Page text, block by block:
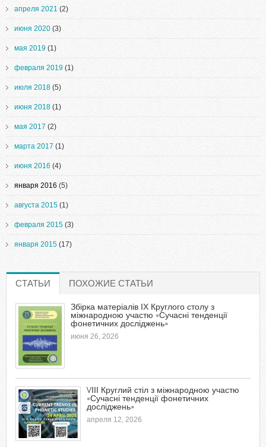
апреля 2021 (2)
июня 2020 (3)
мая 2019 (1)
февраля 2019 (1)
июля 2018 (5)
июня 2018 (1)
мая 2017 (2)
марта 2017 (1)
июня 2016 (4)
января 2016 (5)
августа 2015 (1)
февраля 2015 (3)
января 2015 (17)
СТАТЬИ (АКТИВНАЯ ВКЛАДКА)
ПОХОЖИЕ СТАТЬИ
Збірка матеріалів ІХ Круглого столу з
міжнародною участю «Сучасні тенденції
фонетичних досліджень»
июня 26, 2026
VІІІ Круглий стіл з міжнародною участю
«Сучасні тенденції фонетичних
досліджень»
апреля 12, 2026